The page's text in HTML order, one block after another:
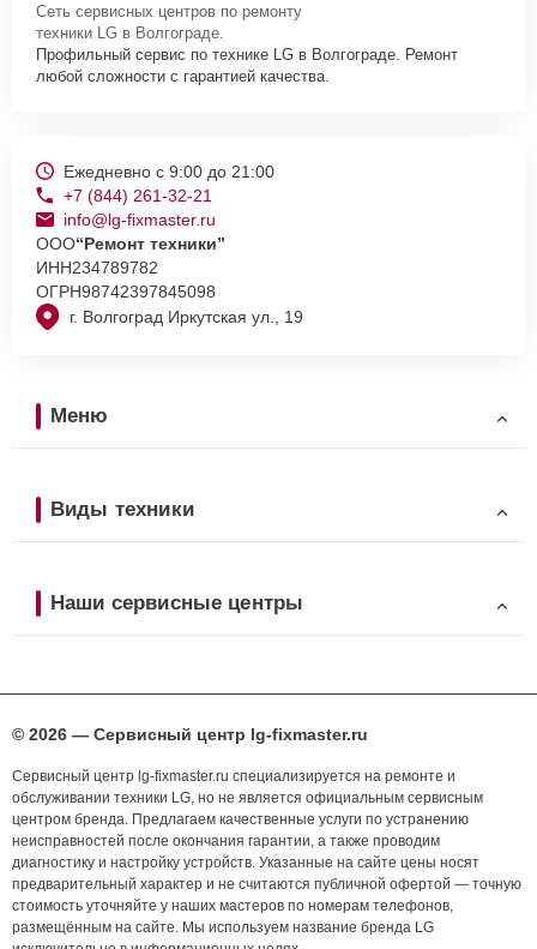
Сеть сервисных центров по ремонту
техники LG в Волгограде.
Профильный сервис по технике LG в Волгограде. Ремонт
любой сложности с гарантией качества.
г. Волгоград Иркутская ул., 19
Ежедневно с 9:00 до 21:00
+7 (844) 261-32-21
info@lg-fixmaster.ru
ООО“Ремонт техники”
ИНН234789782
ОГРН98742397845098
Меню
Виды техники
Наши сервисные центры
© 2026 — Сервисный центр lg-fixmaster.ru
Сервисный центр lg-fixmaster.ru специализируется на ремонте и
обслуживании техники LG, но не является официальным сервисным
центром бренда. Предлагаем качественные услуги по устранению
неисправностей после окончания гарантии, а также проводим
диагностику и настройку устройств. Указанные на сайте цены носят
предварительный характер и не считаются публичной офертой — точную
стоимость уточняйте у наших мастеров по номерам телефонов,
размещённым на сайте. Мы используем название бренда LG